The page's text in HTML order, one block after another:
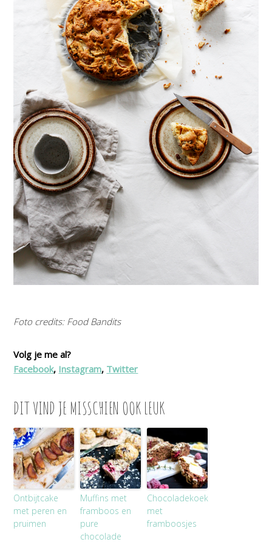
Foto credits: Food Bandits
Volg je me al?
Facebook, Instagram, Twitter
DIT VIND JE MISSCHIEN OOK LEUK
Ontbijtcake
met peren en
pruimen
Muffins met
framboos en
pure
chocolade
Chocoladekoek
met
framboosjes